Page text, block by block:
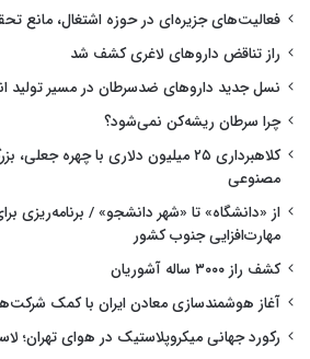
فعالیت‌های جزیره‌ای در حوزه اشتغال، مانع
راز تناقض داروهای لاغری کشف شد
نسل جدید داروهای ضدسرطان در مسیر تولید
چرا سرطان ریشه‌کن نمی‌شود؟
کلاهبرداری ۲۵ میلیون دلاری با چهره
مصنوعی
از «دانشگاه» تا «شهر دانشجو» / برنامه‌ریزی
مهارت‌افزایی جنوب کشور
کشف راز ۳۰۰۰ ساله آشوریان
آغاز هوشمندسازی معادن ایران با کمک
رکورد جهانی میکروپلاستیک در هوای تهران؛